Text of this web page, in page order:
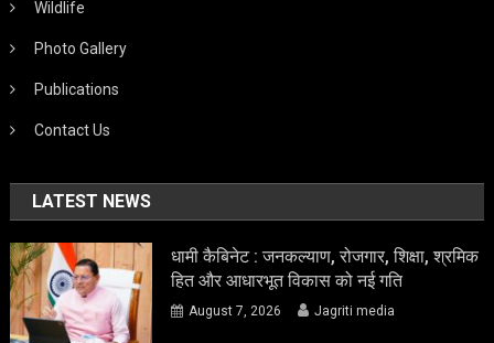
Wildlife
Photo Gallery
Publications
Contact Us
LATEST NEWS
धामी कैबिनेट : जनकल्याण, रोजगार, शिक्षा, श्रमिक
हित और आधारभूत विकास को नई गति
August 7, 2026 Jagriti media